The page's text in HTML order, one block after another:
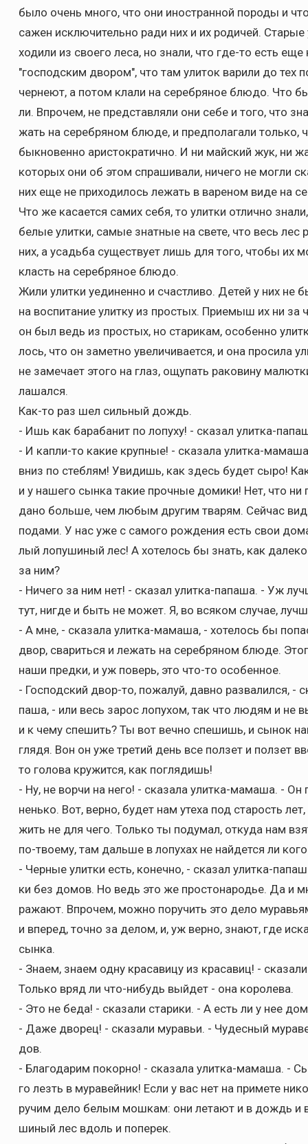
было очень много, что они иностранной породы и
сажен исключительно ради них и их родичей. Старые
ходили из своего леса, но знали, что где-то есть
"господским двором", что там улиток варили до тех
чернеют, а потом клали на серебряное блюдо. Что
ли. Впрочем, не представляли они себе и того, что
жать на серебряном блюде, и предполагали только,
быкновенно аристократично. И ни майский жук, ни
которых они об этом спрашивали, ничего не могли
них еще не приходилось лежать в вареном виде на
Что же касается самих себя, то улитки отлично
белые улитки, самые знатные на свете, что весь лес
них, а усадьба существует лишь для того, чтобы их
класть на серебряное блюдо.
Жили улитки уединенно и счастливо. Детей у них не
на воспитание улитку из простых. Приемыш их ни за
он был ведь из простых, но старикам, особенно
лось, что он заметно увеличивается, и она просила
не замечает этого на глаз, ощупать раковину
лашался.
Как-то раз шел сильный дождь.
- Ишь как барабанит по лопуху! - сказал улитка-
- И капли-то какие крупные! - сказала улитка-
вниз по стеблям! Увидишь, как здесь будет сыро!
и у нашего сынка такие прочные домики! Нет, что ни
дано больше, чем любым другим тварям. Сейчас
подами. У нас уже с самого рождения есть свои
лый лопушиный лес! А хотелось бы знать, как
за ним?
- Ничего за ним нет! - сказал улитка-папаша. - Уж
тут, нигде и быть не может. Я, во всяком случае,
- А мне, - сказала улитка-мамаша, - хотелось бы
двор, свариться и лежать на серебряном блюде.
наши предки, и уж поверь, это что-то особенное.
- Господский двор-то, пожалуй, давно развалился, -
паша, - или весь зарос лопухом, так что людям и не
и к чему спешить? Ты вот вечно спешишь, и сынок
глядя. Вон он уже третий день все ползет и ползет
то голова кружится, как поглядишь!
- Ну, не ворчи на него! - сказала улитка-мамаша. - Он
ненько. Вот, верно, будет нам утеха под старость
жить не для чего. Только ты подумал, откуда нам
по-твоему, там дальше в лопухах не найдется ли
- Черные улитки есть, конечно, - сказал улитка-
ки без домов. Но ведь это же простонародье. Да и
ражают. Впрочем, можно поручить это дело
и вперед, точно за делом, и, уж верно, знают, где
сынка.
- Знаем, знаем одну красавицу из красавиц! -
Только вряд ли что-нибудь выйдет - она королева.
- Это не беда! - сказали старики. - А есть ли у нее
- Даже дворец! - сказали муравьи. - Чудесный
дов.
- Благодарим покорно! - сказала улитка-мамаша. -
го лезть в муравейник! Если у вас нет на примете
ручим дело белым мошкам: они летают и в дождь и
шиный лес вдоль и поперек.